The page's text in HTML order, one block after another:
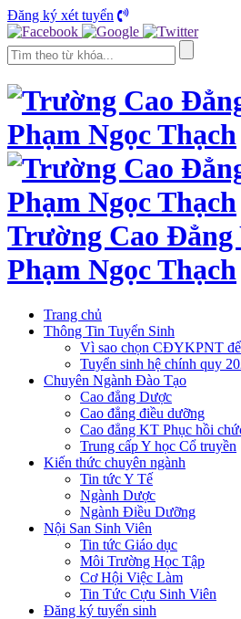
Đăng ký xét tuyển
Trường Cao Đẳng
Phạm Ngọc Thạch
Trang chủ
Thông Tin Tuyển Sinh
Vì sao chọn CĐYKPNT
Tuyển sinh hệ chính quy
Chuyên Ngành Đào Tạo
Cao đẳng Dược
Cao đẳng điều dưỡng
Cao đẳng KT Phục hồi
Trung cấp Y học Cổ truyền
Kiến thức chuyên ngành
Tin tức Y Tế
Ngành Dược
Ngành Điều Dưỡng
Nội San Sinh Viên
Tin tức Giáo dục
Môi Trường Học Tập
Cơ Hội Việc Làm
Tin Tức Cựu Sinh Viên
Đăng ký tuyển sinh